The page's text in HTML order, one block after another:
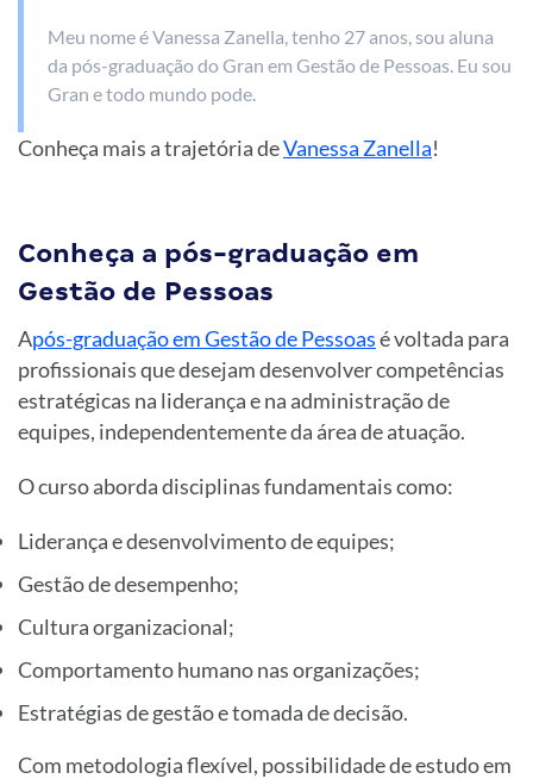
Meu nome é Vanessa Zanella, tenho 27 anos, sou aluna
da pós-graduação do Gran em Gestão de Pessoas. Eu sou
Gran e todo mundo pode.
Conheça mais a trajetória deVanessa Zanella!
Conheça a pós-graduação em
Gestão de Pessoas
Após-graduação em Gestão de Pessoasé voltada para
profissionais que desejam desenvolver competências
estratégicas na liderança e na administração de
equipes, independentemente da área de atuação.
O curso aborda disciplinas fundamentais como:
Liderança e desenvolvimento de equipes;
Gestão de desempenho;
Cultura organizacional;
Comportamento humano nas organizações;
Estratégias de gestão e tomada de decisão.
Com metodologia flexível, possibilidade de estudo em